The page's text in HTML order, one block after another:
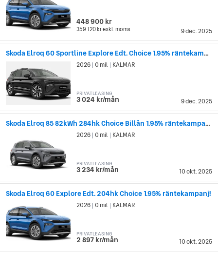
9 dec. 2025
448 900 kr
359 120 krexkl. moms
Skoda Elroq 60 Sportline Explore Edt. Choice 1.95% räntekampanj!
9 dec. 2025
2026 0 mil KALMAR
PRIVATLEASING
3 024 kr/mån
Skoda Elroq 85 82kWh 284hk Choice Billån 1.95% räntekampanj!
10 okt. 2025
2026 0 mil KALMAR
PRIVATLEASING
3 234 kr/mån
Skoda Elroq 60 Explore Edt. 204hk Choice 1.95% räntekampanj!
10 okt. 2025
2026 0 mil KALMAR
PRIVATLEASING
2 897 kr/mån